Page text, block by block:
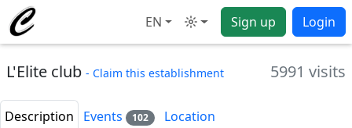
EN Mode Sign up Login
5991 visits
L'Elite club - Claim this establishment
Description Events 102 Location